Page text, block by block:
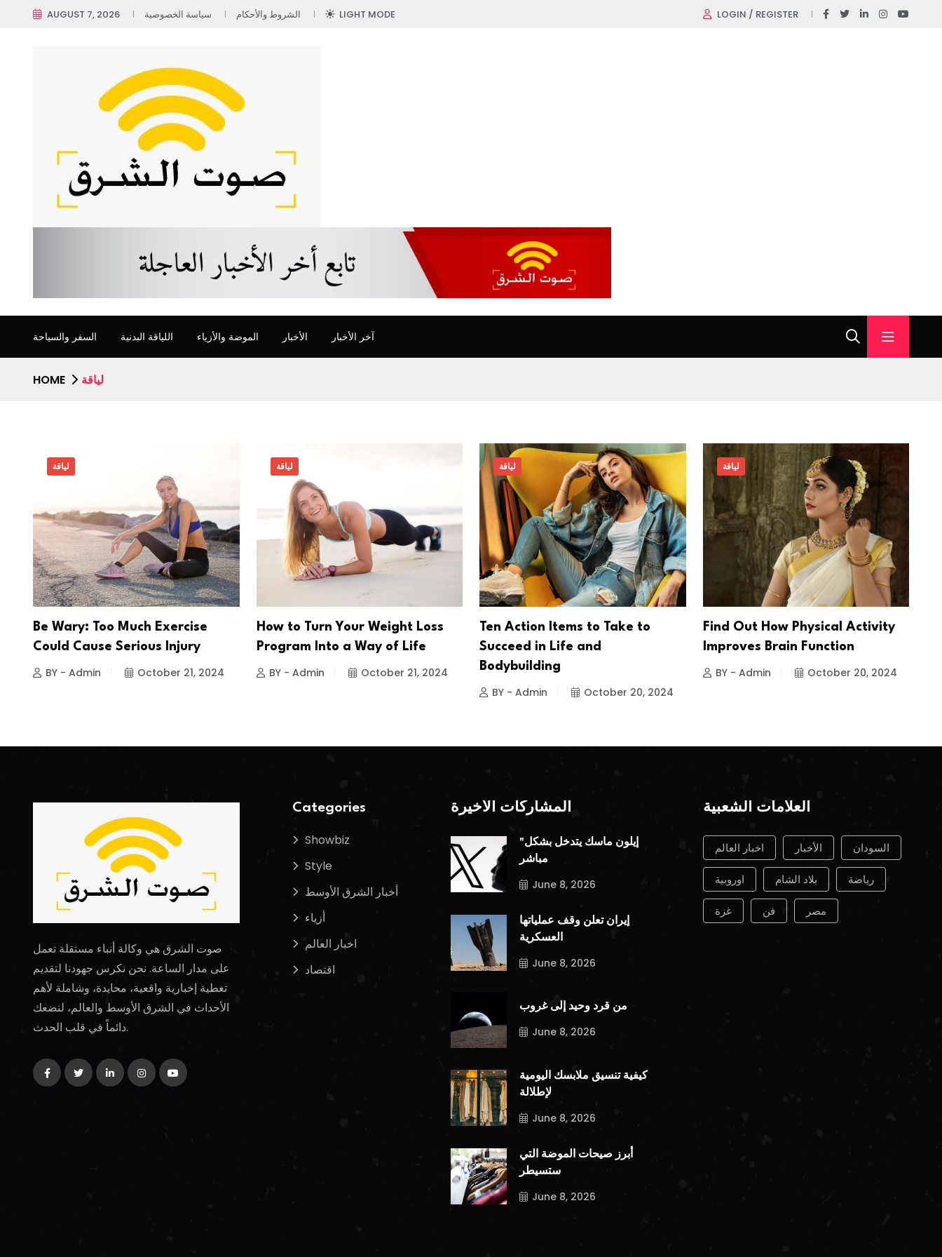
AUGUST 7, 2026 سياسة الخصوصية الشروط والأحكام LIGHT MODE LOGIN / REGISTER
السفر والسياحة اللياقة البدنية الموضة والأزياء الأخبار آخر الأخبار
HOME لياقة
لياقة
Be Wary: Too Much Exercise
Could Cause Serious Injury
BY - Admin October 21, 2024
لياقة
How to Turn Your Weight Loss
Program Into a Way of Life
BY - Admin October 21, 2024
لياقة
Ten Action Items to Take to
Succeed in Life and
Bodybuilding
BY - Admin October 20, 2024
لياقة
Find Out How Physical Activity
Improves Brain Function
BY - Admin October 20, 2024
صوت الشرق هي وكالة أنباء مستقلة تعمل
على مدار الساعة. نحن نكرس جهودنا لتقديم
تغطية إخبارية واقعية، محايدة، وشاملة لأهم
الأحداث في الشرق الأوسط والعالم، لنضعك
دائماً في قلب الحدث.
Categories
Showbiz
Style
أخبار الشرق الأوسط
أزياء
اخبار العالم
اقتصاد
المشاركات الأخيرة
"إيلون ماسك يتدخل بشكل
مباشر
June 8, 2026
إيران تعلن وقف عملياتها
العسكرية
June 8, 2026
من قرد وحيد إلى غروب
June 8, 2026
كيفية تنسيق ملابسك اليومية
لإطلالة
June 8, 2026
أبرز صيحات الموضة التي
ستسيطر
June 8, 2026
العلامات الشعبية
اخبار العالم الأخبار السودان
اوروبية بلاد الشام رياضة
غزة فن مصر